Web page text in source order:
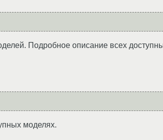
Подробное описание всех
моделях.